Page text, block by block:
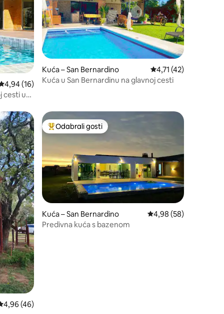
ocjena: 4,94/5, recenzija: 16
4,94 (16)
cesti u
Kuća – San Bernardino Prosječna ocjena:
4,71 (42)
Kuća u San Bernardinu na glavnoj cesti
ocjena: 4,96/5, recenzija: 46
4,96 (46)
Među najviše rangiranima s oznakom „Odabrali gosti”
Odabrali gosti
Kuća – San Bernardino Prosječna ocjena:
4,98 (58)
Predivna kuća s bazenom